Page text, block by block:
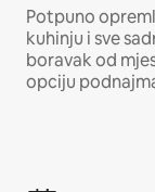
Potpuno
kuhinju i sve
boravak od
opciju